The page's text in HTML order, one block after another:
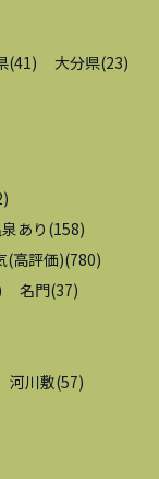
(41 ) 大分県(23)
)
あり (158)
(高評価)(780)
名門(37)
河川敷(57)